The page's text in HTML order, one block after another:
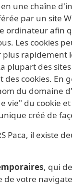
en une chaîne
par un site
ordinateur afin
Les cookies
plus rapidement
plupart des
cookies. En
du domaine
vie" du cookie
créé de
Paca, il existe
, qui
de votre